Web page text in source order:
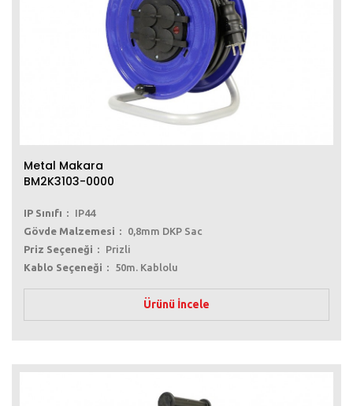
Metal Makara
BM2K3103-0000
IP Sınıfı
IP44
Gövde Malzemesi
0,8mm DKP Sac
Priz Seçeneği
Prizli
Kablo Seçeneği
50m. Kablolu
Ürünü İncele